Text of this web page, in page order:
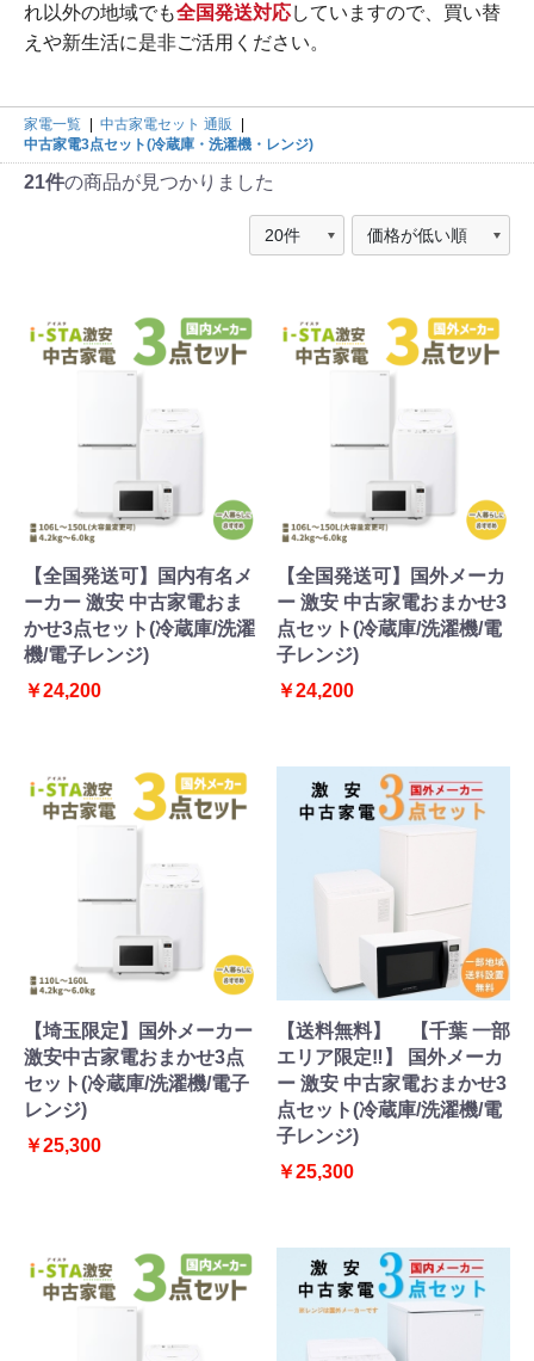
れ以外の地域でも全国発送対応していますので、買い替
えや新生活に是非ご活用ください。
家電一覧 中古家電セット 通販
中古家電3点セット(冷蔵庫・洗濯機・レンジ)
21件の商品が見つかりました
【全国発送可】国内有名メ
ーカー 激安 中古家電おま
かせ3点セット(冷蔵庫/洗濯
機/電子レンジ)
￥24,200
【全国発送可】国外メーカ
ー 激安 中古家電おまかせ3
点セット(冷蔵庫/洗濯機/電
子レンジ)
￥24,200
【埼玉限定】国外メーカー
激安中古家電おまかせ3点
セット(冷蔵庫/洗濯機/電子
レンジ)
￥25,300
【送料無料】 【千葉 一部
エリア限定‼】 国外メーカ
ー 激安 中古家電おまかせ3
点セット(冷蔵庫/洗濯機/電
子レンジ)
￥25,300